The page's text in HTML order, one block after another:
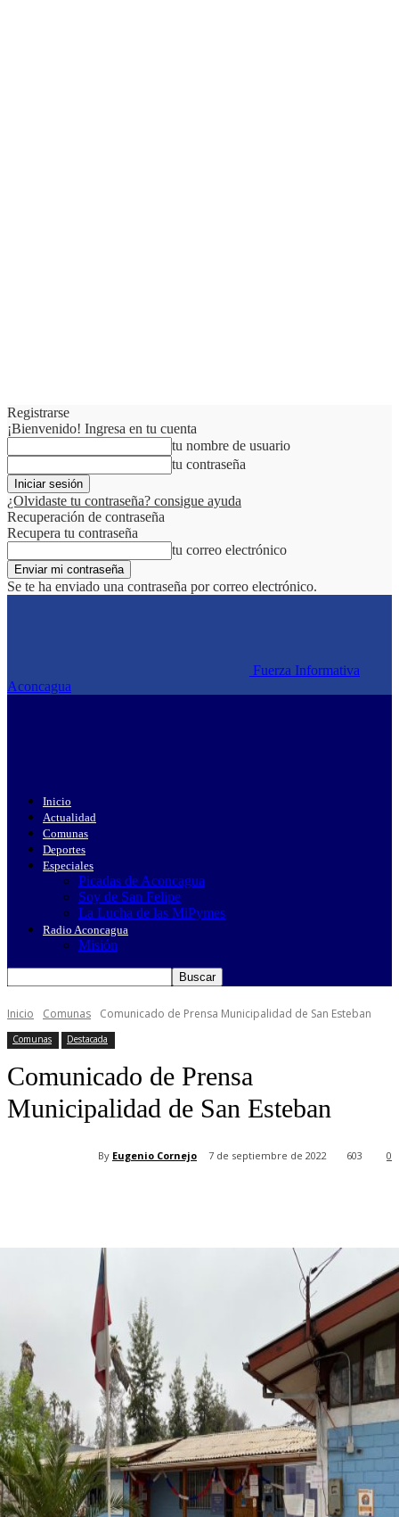
Registrarse
¡Bienvenido! Ingresa en tu cuenta
tu nombre de usuario
tu contraseña
¿Olvidaste tu contraseña? consigue ayuda
Recuperación de contraseña
Recupera tu contraseña
tu correo electrónico
Se te ha enviado una contraseña por correo electrónico.
Fuerza Informativa
Aconcagua
Inicio
Actualidad
Comunas
Deportes
Especiales
Picadas de Aconcagua
Soy de San Felipe
La Lucha de las MiPymes
Radio Aconcagua
Misión
Inicio Comunas Comunicado de Prensa Municipalidad de San Esteban
Comunas Destacada
Comunicado de Prensa
Municipalidad de San Esteban
By Eugenio Cornejo 7 de septiembre de 2022 0
603